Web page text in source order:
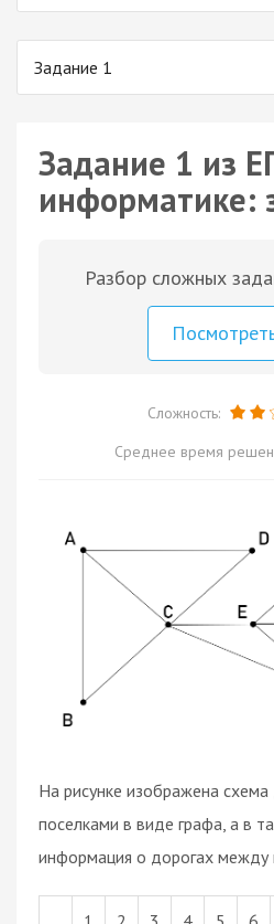
Задание 1
Задание 1 из
информатике:
Разбор сложных
Сложность:
Среднее время
На рисунке изображена
поселками в виде графа, а в
информация о дорогах между